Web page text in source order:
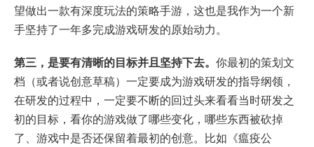
望做出一款有深度玩法的策略手游，这也是我作为一个新
手坚持了一年多完成游戏研发的原始动力。
第三，是要有清晰的目标并且坚持下去。 你最初的策划文
档（或者说创意草稿）一定要成为游戏研发的指导纲领，
在研发的过程中，一定要不断的回过头来看看当时研发之
初的目标，看你的游戏做了哪些变化，哪些东西被砍掉
了、游戏中是否还保留着最初的创意。比如《瘟疫公